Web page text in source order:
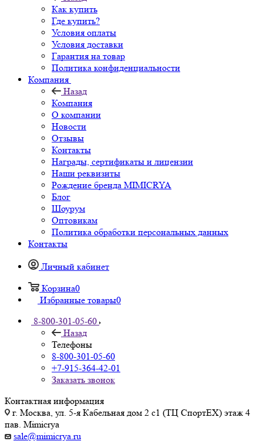
Как купить
Где купить?
Условия оплаты
Условия доставки
Гарантия на товар
Политика конфиденциальности
Компания
Назад
Компания
О компании
Новости
Отзывы
Контакты
Награды, сертификаты и лицензии
Наши реквизиты
Рождение бренда MIMICRYA
Блог
Шоурум
Оптовикам
Политика обработки персональных данных
Контакты
Личный кабинет
Корзина0
Избранные товары0
8-800-301-05-60
Назад
Телефоны
8-800-301-05-60
+7-915-364-42-01
Заказать звонок
Контактная информация
г. Москва, ул. 5-я Кабельная дом 2 с1 (ТЦ СпортEX) этаж 4
пав. Mimicrya
sale@mimicrya.ru